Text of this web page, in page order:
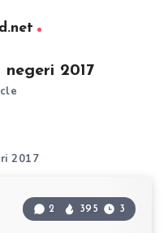
negeri 2017
2017
2 395 3